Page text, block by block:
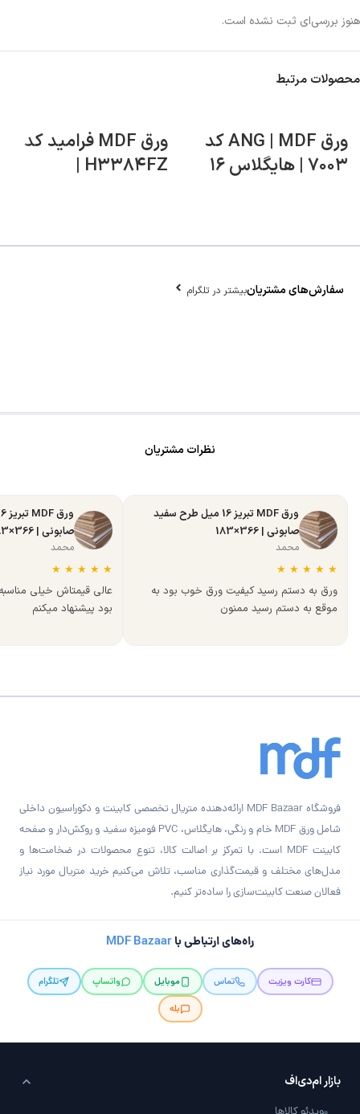
هنوز بررسی‌ای ثبت نشده است.
محصولات مرتبط
ورق ANG | MDF کد
۷۰۰۳ | هایگلاس ۱۶
ورق MDF فرامید کد
H۳۳۸۴FZ |
سفارش‌های مشتریانبیشتر در تلگرام
نظرات مشتریان
ورق MDF تبریز 16 میل طرح سفید
صابونی | 366×183
محمد
★
★
★
★
★
ورق به دستم رسید کیفیت ورق خوب بود به
موقع به دستم رسید ممنون
صابونی | 366×183
محمد
★
★
★
★
★
عالی قیمتاش خیلی
بود پیشنهاد میکنم
فروشگاه MDF Bazaar ارائه‌دهنده متریال تخصصی کابینت و دکوراسیون داخلی
شامل ورق MDF خام و رنگی، هایگلاس، PVC فومیزه سفید و روکش‌دار و صفحه
کابینت MDF است. با تمرکز بر اصالت کالا، تنوع محصولات در ضخامت‌ها و
مدل‌های مختلف و قیمت‌گذاری مناسب، تلاش می‌کنیم خرید متریال مورد نیاز
فعالان صنعت کابینت‌سازی را ساده‌تر کنیم.
راه‌های ارتباطی باMDF Bazaar
کارت ویزیت تماس موبایل واتساپ
تلگرام
بله
بازار ام‌دی‌اف